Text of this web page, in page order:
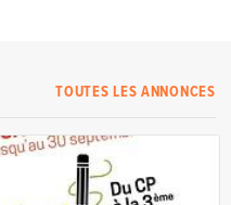
TOUTES LES ANNONCES